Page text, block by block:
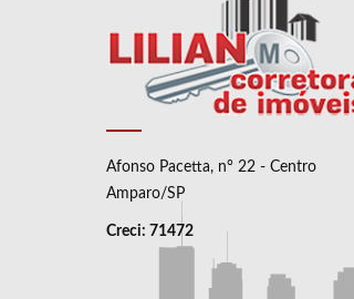
Afonso Pacetta, n° 22 - Centro
Amparo/SP
Creci: 71472